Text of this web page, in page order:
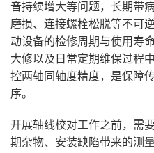
音持续增大等问题，长期带
磨损、连接螺栓松脱等不可
动设备的检修周期与使用寿
大修以及日常定期维保过程
控两轴同轴度精度，是保障
序。
开展轴线校对工作之前，需
期杂物、安装缺陷带来的测